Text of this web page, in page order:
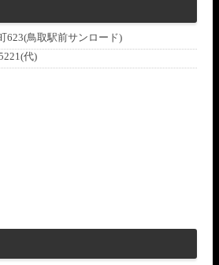
623(鳥取駅前サンロード)
代)